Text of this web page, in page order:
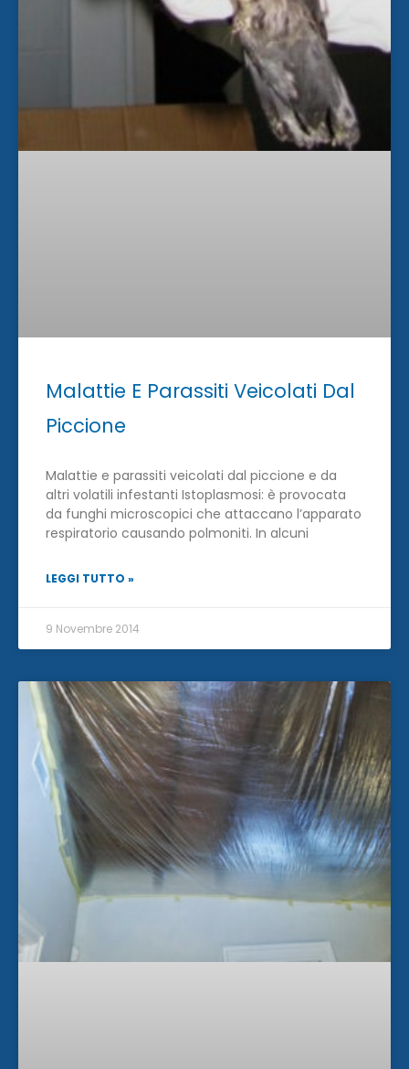
Malattie E Parassiti Veicolati Dal
Piccione
Malattie e parassiti veicolati dal piccione e da
altri volatili infestanti Istoplasmosi: è provocata
da funghi microscopici che attaccano l’apparato
respiratorio causando polmoniti. In alcuni
LEGGI TUTTO »
9 Novembre 2014